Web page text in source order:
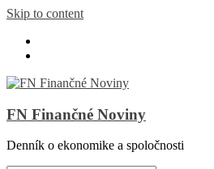
Skip to content
FN Finančné Noviny
Denník o ekonomike a spoločnosti